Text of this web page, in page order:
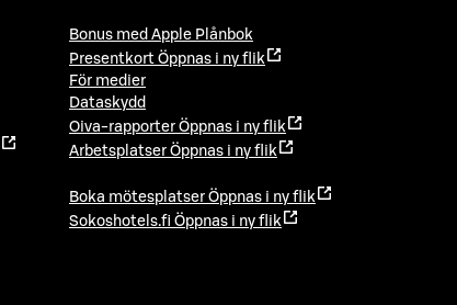
Bonus med Apple Plånbok
Presentkort Öppnas i ny flik
För medier
Dataskydd
Oiva-rapporter Öppnas i ny flik
Arbetsplatser Öppnas i ny flik
Boka mötesplatser Öppnas i ny flik
Sokoshotels.fi Öppnas i ny flik